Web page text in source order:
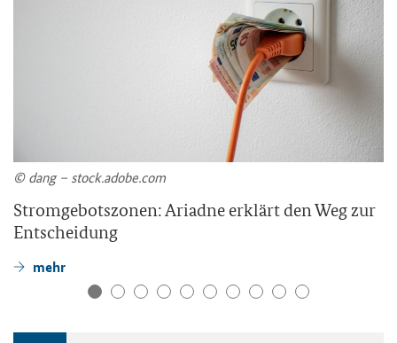
© dang – stock.adobe.com
Stromgebotszonen: Ariadne erklärt den Weg zur
Entscheidung
mehr